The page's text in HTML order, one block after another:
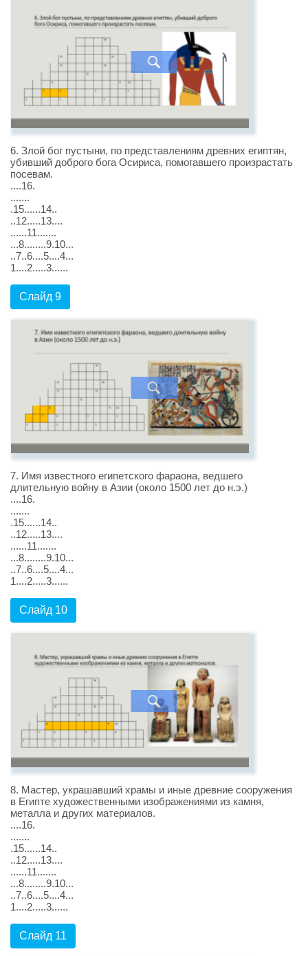
6. Злой бог пустыни, по представлениям древних египтян,
убивший доброго бога Осириса, помогавшего произрастать
посевам.
....16.
.......
.15......14..
..12.....13....
......11.......
...8........9.10...
..7..6....5....4...
1....2.....3......
Слайд 9
7. Имя известного египетского фараона, ведшего
длительную войну в Азии (около 1500 лет до н.э.)
....16.
.......
.15......14..
..12.....13....
......11.......
...8........9.10...
..7..6....5....4...
1....2.....3......
Слайд 10
8. Мастер, украшавший храмы и иные древние сооружения
в Египте художественными изображениями из камня,
металла и других материалов.
....16.
.......
.15......14..
..12.....13....
......11.......
...8........9.10...
..7..6....5....4...
1....2.....3......
Слайд 11